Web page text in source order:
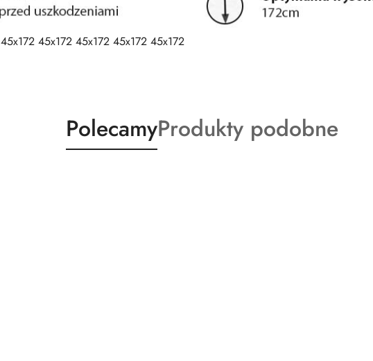
45x172 45x172 45x172 45x172 45x172
Produkty
o
PolecamyProdukty
o
Produkty podobne